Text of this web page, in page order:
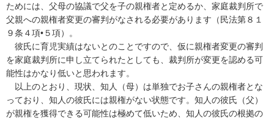
ためには、父母の協議で父を子の親権者と定めるか、家庭裁判所で
父親への親権者変更の審判がなされる必要があります（民法第８１
９条４項•５項）。
彼氏に育児実績はないとのことですので、仮に親権者変更の審判
を家庭裁判所に申し立てられたとしても、裁判所が変更を認める可
能性はかなり低いと思われます。
以上のとおり、現状、知人（母）は単独でお子さんの親権者とな
っており、知人の彼氏には親権がない状態です。知人の彼氏（父）
が親権を獲得できる可能性は極めて低いため、知人の彼氏の根拠の